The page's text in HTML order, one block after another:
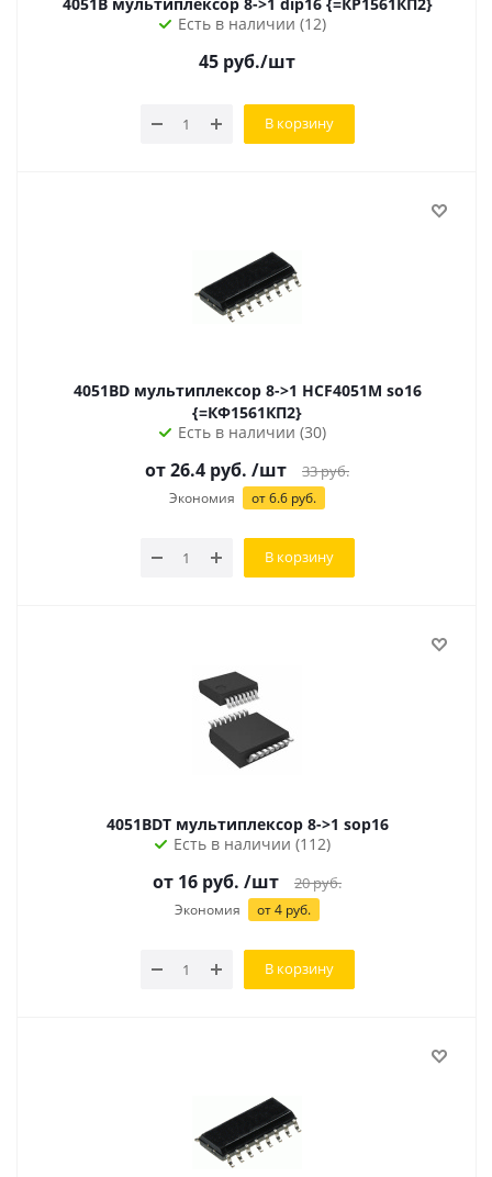
Есть в наличии (12)
45 руб./шт
В корзину
4051BD мультиплексор 8->1 HCF4051M so16
{=КФ1561КП2}
Есть в наличии (30)
от 26.4 руб. /шт 33руб.
Экономия от 6.6 руб.
В корзину
4051BDT мультиплексор 8->1 sop16
Есть в наличии (112)
от 16 руб. /шт 20руб.
Экономия от4 руб.
В корзину